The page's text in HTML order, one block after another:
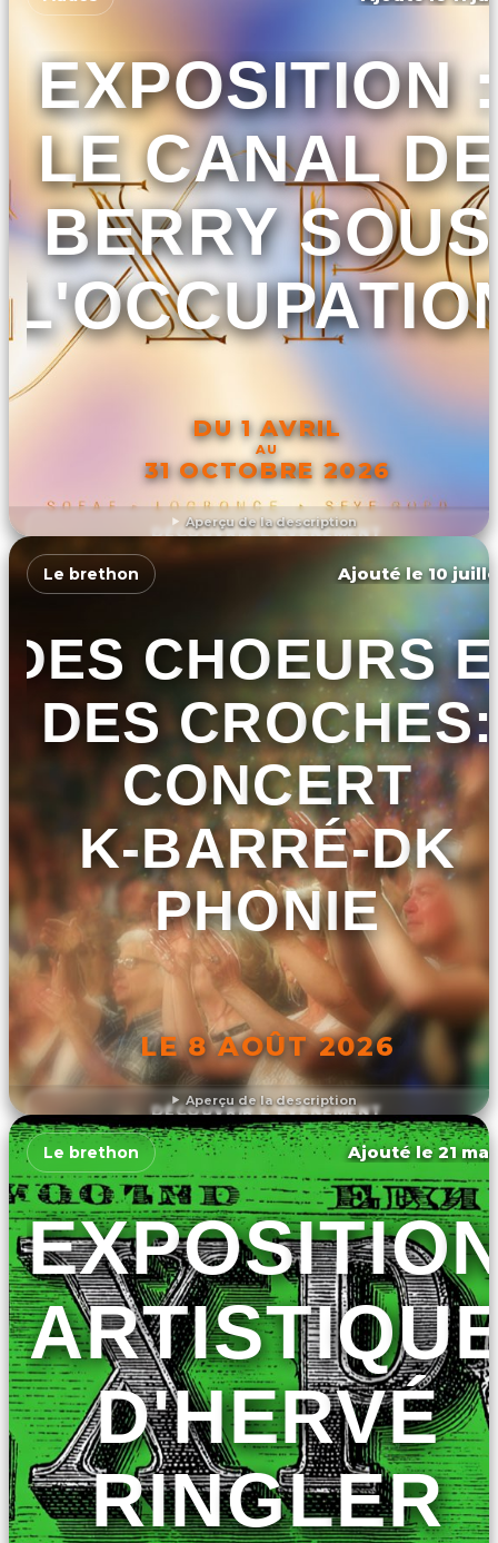
Aperçu de la description
EXPOSITION :
LE CANAL DE
BERRY SOUS
DU 1 AVRIL
AU
31 OCTOBRE 2026
DÉCOUVRIR L'ÉVÉNEMENT
Aperçu de la description
Le brethon Ajouté le 10
DES CHOEURS
DES CROCHES:
CONCERT
K-BARRÉ-DK
PHONIE
LE 8 AOÛT 2026
DÉCOUVRIR L'ÉVÉNEMENT
Le brethon Ajouté le 21
D'HERVÉ
RINGLER